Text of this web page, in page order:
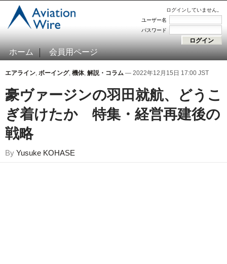
ログインしていません。
ユーザー名
パスワード
ホーム 会員用ページ
エアライン, ボーイング, 機体, 解説・コラム — 2022年12月15日 17:00 JST
豪ヴァージンの羽田就航、どうこ
ぎ着けたか 特集・経営再建後の
戦略
By Yusuke KOHASE